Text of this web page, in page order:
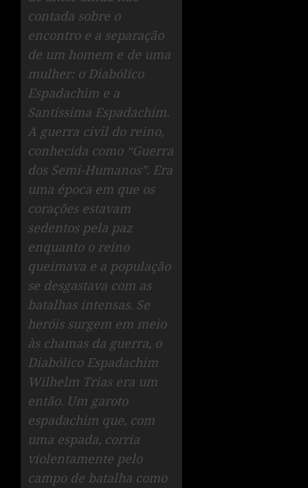
contada sobre o
encontro e a separação
de um homem e de uma
mulher: o Diabólico
Espadachim e a
Santíssima Espadachim.
A guerra civil do reino,
conhecida como “Guerra
dos Semi-Humanos”. Era
uma época em que os
corações estavam
sedentos pela paz
enquanto o reino
queimava e a população
se desgastava com as
batalhas intensas. Se
heróis surgem em meio
às chamas da guerra, o
Diabólico Espadachim
Wilhelm Trias era um
então. Um garoto
espadachim que, com
uma espada, corria
violentamente pelo
campo de batalha como